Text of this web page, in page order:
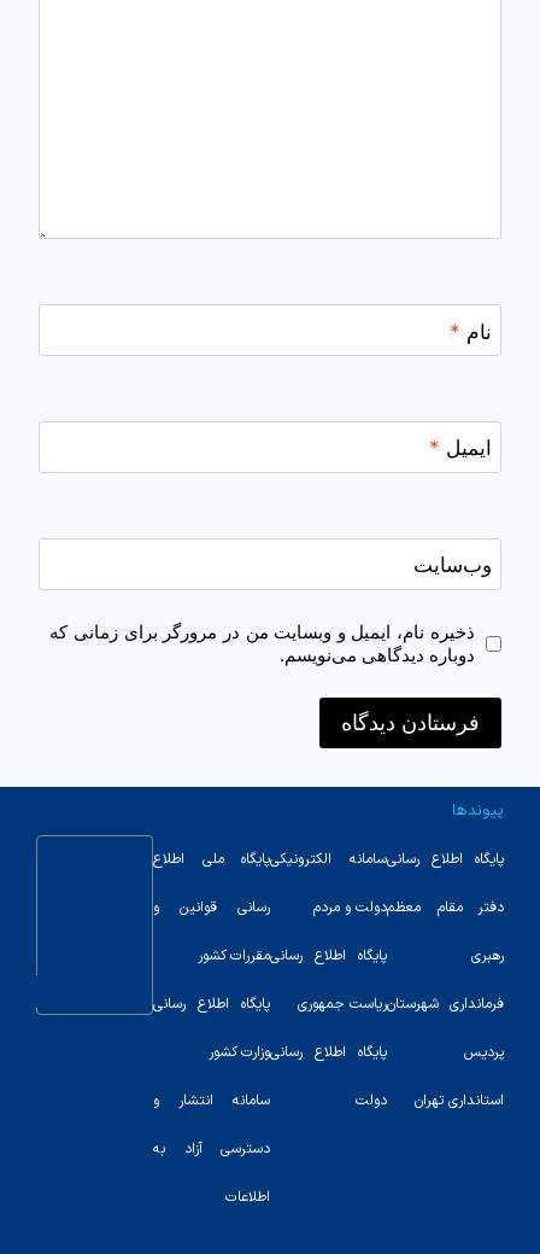
نام *
ایمیل *
وب‌سایت
ذخیره نام، ایمیل و وبسایت من در مرورگر برای زمانی که
دوباره دیدگاهی می‌نویسم.
پیوندها
پایگاه اطلاع رسانی
دفتر مقام معظم
رهبری
فرمانداری شهرستان
پردیس
استانداری تهران
سامانه الکترونیکی
دولت و مردم
پایگاه اطلاع رسانی
ریاست جمهوری
پایگاه اطلاع رسانی
دولت
پایگاه ملی اطلاع
رسانی قوانین و
مقررات کشور
پایگاه اطلاع رسانی
وزارت کشور
سامانه انتشار و
دسترسی آزاد به
اطلاعات